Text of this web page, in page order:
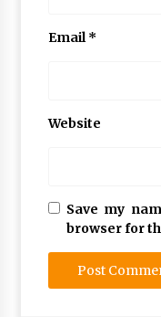
Email*
Website
Save my
browser for